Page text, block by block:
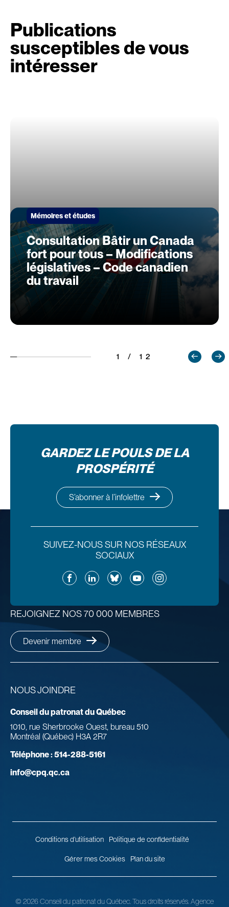
Publications
susceptibles de vous
intéresser
Mémoires et études
Consultation Bâtir un Canada
fort pour tous – Modifications
législatives – Code canadien
du travail
1 / 12
GARDEZ LE POULS DE LA
PROSPÉRITÉ
S’abonner à l’infolettre
SUIVEZ-NOUS SUR NOS RÉSEAUX
SOCIAUX
FacebookLinkedInBlueskyYouTubeInstagram
NOUS JOINDRE
Conseil du patronat du Québec
1010, rue Sherbrooke Ouest, bureau 510
Montréal (Québec) H3A 2R7
Téléphone :514-288-5161
info@cpq.qc.ca
REJOIGNEZ NOS 70 000 MEMBRES
Devenir membre
© 2026 Conseil du patronat du Québec. Tous droits réservés. Agence
Conditions d’utilisation Politique de confidentialité
Gérer mes Cookies Plan du site